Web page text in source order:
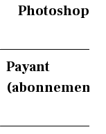
Photoshop
Payant
(abonnement)